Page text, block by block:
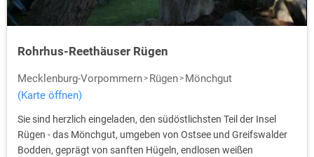
Rohrhus-Reethäuser Rügen
Mecklenburg-Vorpommern Rügen
Mönchgut
(Karte öffnen)
Sie sind herzlich eingeladen, den südöstlichsten Teil der Insel
Rügen - das Mönchgut, umgeben von Ostsee und Greifswalder
Bodden, geprägt von sanften Hügeln, endlosen weißen